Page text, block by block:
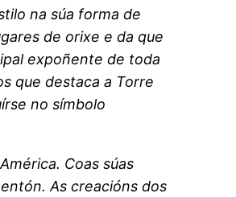
na súa forma de
de orixe e da que
expoñente de toda
que destaca a Torre
no símbolo
Coas súas
As creacións dos